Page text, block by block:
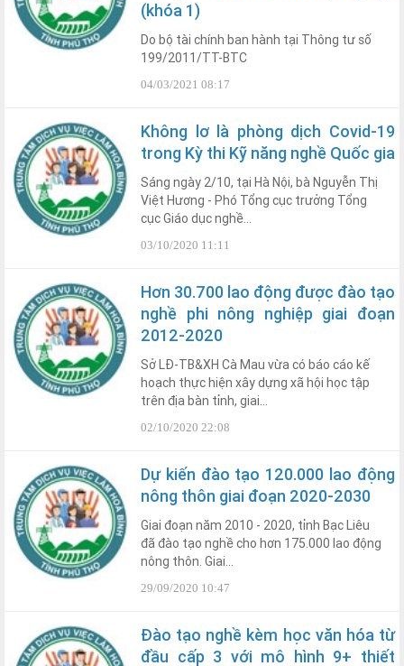
(khóa 1)
Do bộ tài chính ban hành tại Thông tư số
199/2011/TT-BTC
04/03/2021 08:17
Không lơ là phòng dịch Covid-19
trong Kỳ thi Kỹ năng nghề Quốc gia
Sáng ngày 2/10, tại Hà Nội, bà Nguyễn Thị
Việt Hương - Phó Tổng cục trưởng Tổng
cục Giáo dục nghề...
03/10/2020 11:11
Hơn 30.700 lao động được đào tạo
nghề phi nông nghiệp giai đoạn
2012-2020
Sở LĐ-TB&XH Cà Mau vừa có báo cáo kế
hoạch thực hiện xây dựng xã hội học tập
trên địa bàn tỉnh, giai...
02/10/2020 22:08
Dự kiến đào tạo 120.000 lao động
nông thôn giai đoạn 2020-2030
Giai đoạn năm 2010 - 2020, tỉnh Bạc Liêu
đã đào tạo nghề cho hơn 175.000 lao động
nông thôn. Giai...
29/09/2020 10:47
Đào tạo nghề kèm học văn hóa từ
đầu cấp 3 với mô hình 9+ thiết